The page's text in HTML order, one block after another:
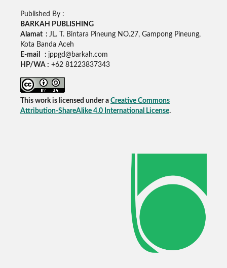
Published By :
BARKAH PUBLISHING
Alamat : JL. T. Bintara Pineung NO.27, Gampong Pineung,
Kota Banda Aceh
E-mail : jppgd@barkah.com
HP/WA : +62 81223837343
This work is licensed under a Creative Commons
Attribution-ShareAlike 4.0 International License.